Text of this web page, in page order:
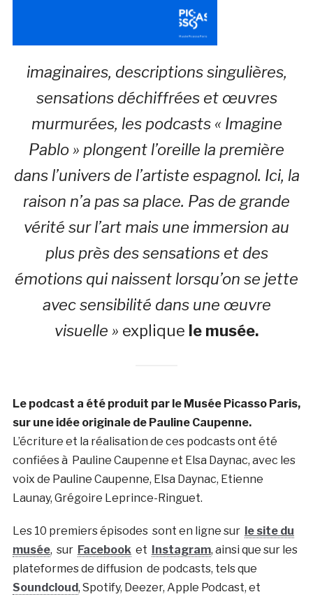
imaginaires, descriptions singulières,
sensations déchiffrées et œuvres
murmurées, les podcasts « Imagine
Pablo » plongent l’oreille la première
dans l’univers de l’artiste espagnol. Ici, la
raison n’a pas sa place. Pas de grande
vérité sur l’art mais une immersion au
plus près des sensations et des
émotions qui naissent lorsqu’on se jette
avec sensibilité dans une œuvre
visuelle » explique le musée.
Le podcast a été produit par le Musée Picasso Paris,
sur une idée originale de Pauline Caupenne.
L’écriture et la réalisation de ces podcasts ont été
confiées à Pauline Caupenne et Elsa Daynac, avec les
voix de Pauline Caupenne, Elsa Daynac, Etienne
Launay, Grégoire Leprince-Ringuet.
Les 10 premiers épisodes sont en ligne sur le site du
musée, sur Facebooket Instagram, ainsi que sur les
plateformes de diffusion de podcasts, tels que
Soundcloud, Spotify, Deezer, Apple Podcast, et